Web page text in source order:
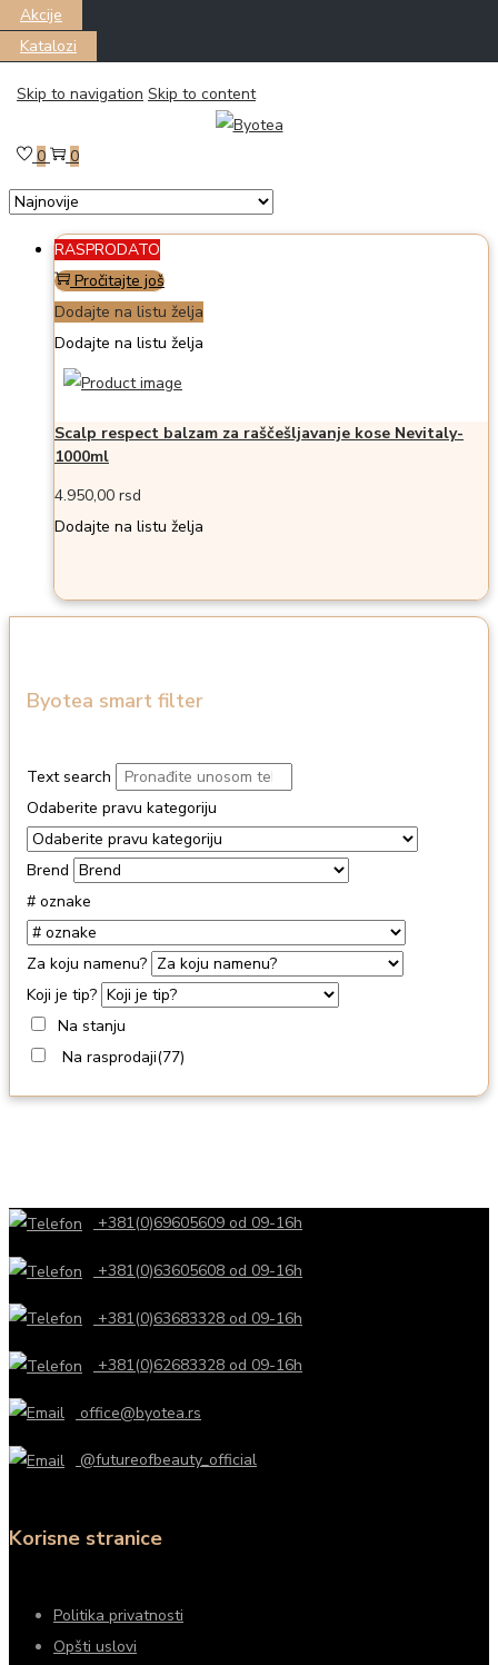
Akcije
Katalozi
Skip to navigation Skip to content
0 0
Filter
Prikazano the single proizvod
RASPRODATO
Pročitajte još
Dodajte na listu želja
Dodajte na listu želja
Scalp respect balzam za raščešljavanje kose Nevitaly-
1000ml
4.950,00 rsd
Dodajte na listu želja
Byotea smart filter
Text search
Odaberite pravu kategoriju
Brend
# oznake
Za koju namenu?
Koji je tip?
Na stanju
Na rasprodaji(77)
+381(0)69605609 od 09-16h
+381(0)63605608 od 09-16h
+381(0)63683328 od 09-16h
+381(0)62683328 od 09-16h
office@byotea.rs
@futureofbeauty_official
Korisne stranice
Politika privatnosti
Opšti uslovi